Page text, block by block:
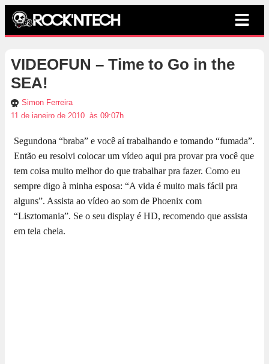
VIDEOFUN – Time to Go in the
SEA!
Simon Ferreira
11 de janeiro de 2010, às 09:07h
Segundona “braba” e você aí trabalhando e tomando “fumada”.
Então eu resolvi colocar um vídeo aqui pra provar pra você que
tem coisa muito melhor do que trabalhar pra fazer. Como eu
sempre digo à minha esposa: “A vida é muito mais fácil pra
alguns”. Assista ao vídeo ao som de Phoenix com
“Lisztomania”. Se o seu display é HD, recomendo que assista
em tela cheia.